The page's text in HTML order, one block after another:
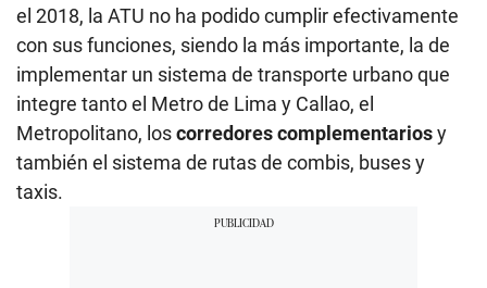
el 2018, la ATU no ha podido cumplir efectivamente
con sus funciones, siendo la más importante, la de
implementar un sistema de transporte urbano que
integre tanto el Metro de Lima y Callao, el
Metropolitano, loscorredores complementariosy
también el sistema de rutas de combis, buses y
taxis.